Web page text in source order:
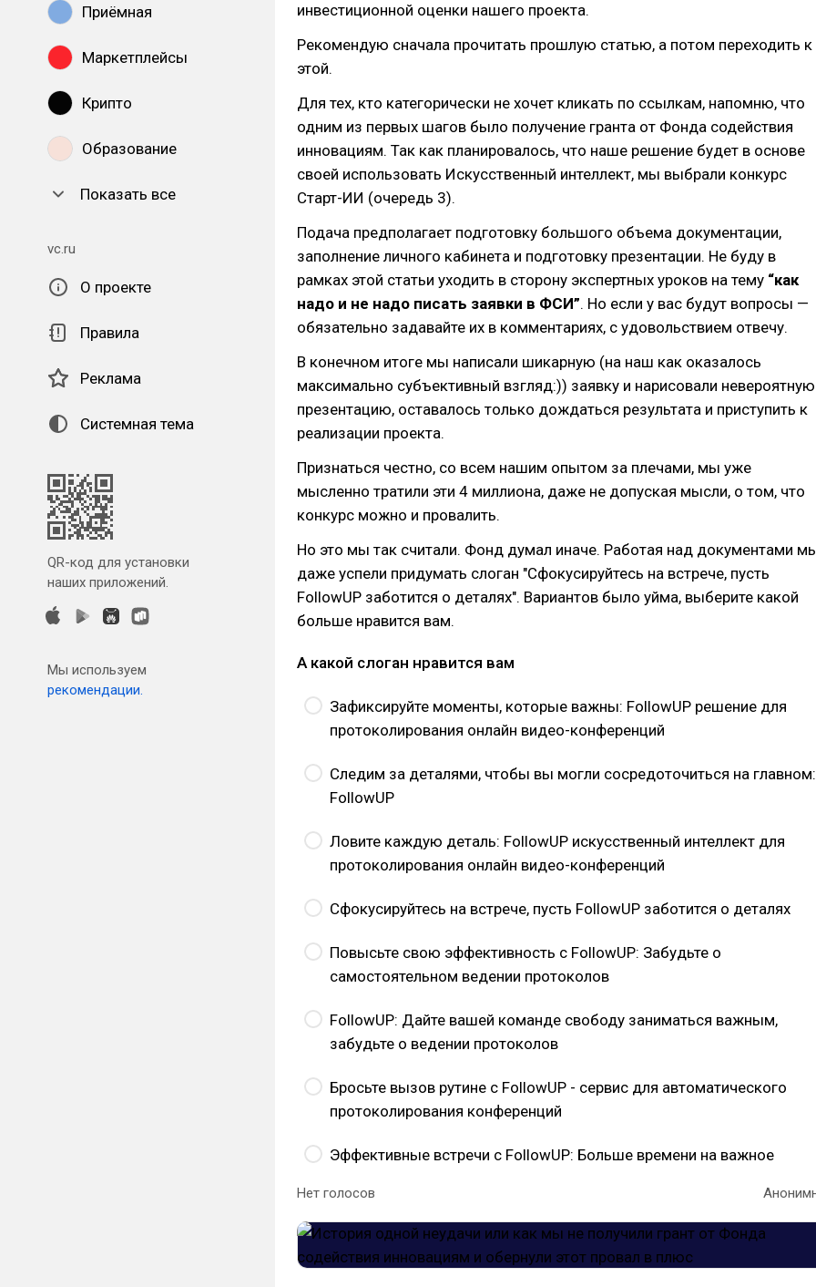
Приёмная
Маркетплейсы
Крипто
Образование
Показать все
vc.ru
О проекте
Правила
Реклама
Системная тема
QR-код для установки
наших приложений.
Мы используем
рекомендации.
инвестиционной оценки нашего проекта.
Рекомендую сначала прочитать прошлую статью, а потом переходить к
этой.
Для тех, кто категорически не хочет кликать по ссылкам, напомню, что
одним из первых шагов было получение гранта от Фонда содействия
инновациям. Так как планировалось, что наше решение будет в основе
своей использовать Искусственный интеллект, мы выбрали конкурс
Старт-ИИ (очередь 3).
Подача предполагает подготовку большого объема документации,
заполнение личного кабинета и подготовку презентации. Не буду в
рамках этой статьи уходить в сторону экспертных уроков на тему “как
надо и не надо писать заявки в ФСИ”. Но если у вас будут вопросы —
обязательно задавайте их в комментариях, с удовольствием отвечу.
В конечном итоге мы написали шикарную (на наш как оказалось
максимально субъективный взгляд:)) заявку и нарисовали невероятную
презентацию, оставалось только дождаться результата и приступить к
реализации проекта.
Признаться честно, со всем нашим опытом за плечами, мы уже
мысленно тратили эти 4 миллиона, даже не допуская мысли, о том, что
конкурс можно и провалить.
Но это мы так считали. Фонд думал иначе. Работая над документами
даже успели придумать слоган "Сфокусируйтесь на встрече, пусть
FollowUP заботится о деталях". Вариантов было уйма, выберите какой
больше нравится вам.
А какой слоган нравится вам
Зафиксируйте моменты, которые важны: FollowUP решение для
протоколирования онлайн видео-конференций
Следим за деталями, чтобы вы могли сосредоточиться на главном:
FollowUP
Ловите каждую деталь: FollowUP искусственный интеллект для
протоколирования онлайн видео-конференций
Сфокусируйтесь на встрече, пусть FollowUP заботится о деталях
Повысьте свою эффективность с FollowUP: Забудьте о
самостоятельном ведении протоколов
FollowUP: Дайте вашей команде свободу заниматься важным,
забудьте о ведении протоколов
Бросьте вызов рутине с FollowUP - сервис для автоматического
протоколирования конференций
Эффективные встречи с FollowUP: Больше времени на важное
Нет голосов